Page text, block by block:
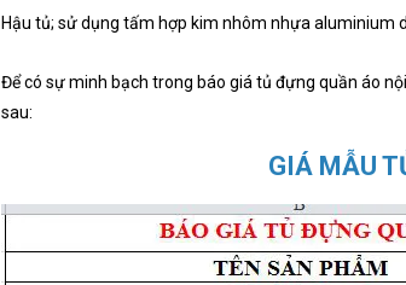
Hậu tủ; sử dụng tấm hợp kim nhôm nhựa aluminium
Để có sự minh bạch trong báo giá tủ đựng quần áo
sau:
GIÁ MẪU